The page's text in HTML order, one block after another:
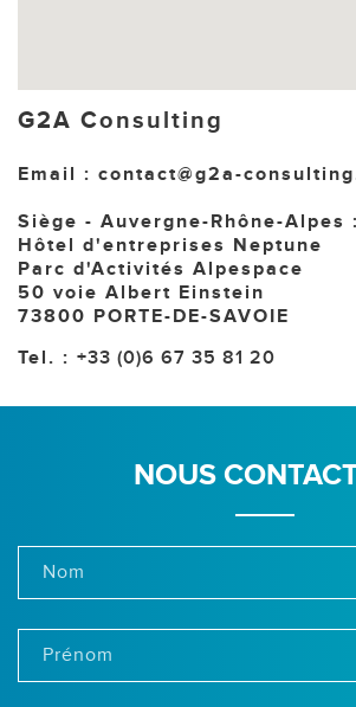
G2A Consulting
Email : contact@g2a-
Siège - Auvergne-Rhône-Alpes :
Hôtel d'entreprises Neptune
Parc d'Activités Alpespace
50 voie Albert Einstein
73800 PORTE-DE-SAVOIE
Tel. : +33 (0)6 67 35 81 20
NOUS